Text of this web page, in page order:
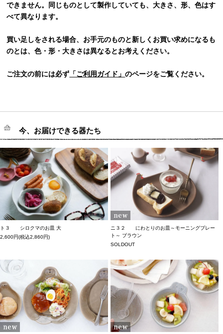
できません。同じものとして製作していても、大きさ、形、色はす
べて異なります。
買い足しをされる場合、お手元のものと新しくお買い求めになるも
のとは、色・形・大きさは異なるとお考えください。
ご注文の前には必ず 「ご利用ガイド」のページをご覧ください。
今、お届けできる器たち
ト３ シロクマのお皿 大
2,600円(税込2,860円)
ニ３２ にわとりのお皿～モーニングプレー
ト～ ブラウン
SOLDOUT